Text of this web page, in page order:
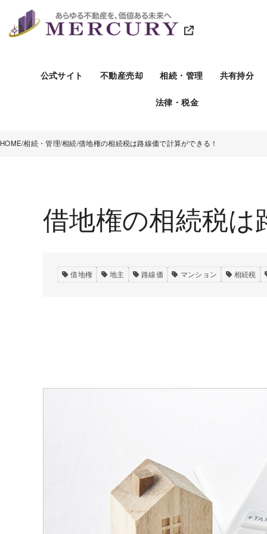
公式サイト 不動産売却 相続・管理 共有持分
法律・税金
HOME 相続・管理 相続 借地権の相続税は路線価で計算ができる！
借地権の相続税
借地権 地主 路線価 マンション 相続税